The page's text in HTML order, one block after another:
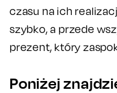
czasu na ich
szybko, a przede
prezent, który
Poniżej